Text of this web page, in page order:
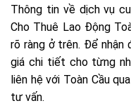
Thông tin về dịch vụ
Cho Thuê Lao Động
rõ ràng ở trên. Để nhận
giá chi tiết cho từng
liên hệ với Toàn Cầu
tư vấn.